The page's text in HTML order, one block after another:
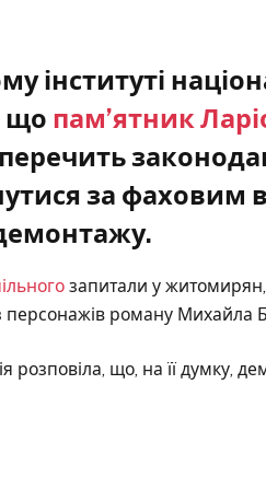
інституті
що пам’ятник
за
запитали у
персонажів роману Михайла
розповіла, що, на її думку,